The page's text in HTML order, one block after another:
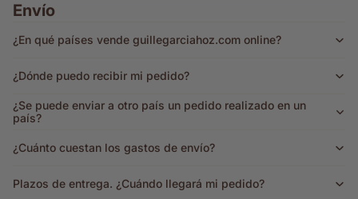
Envío
¿En qué países vende guillegarciahoz.com online?
¿Dónde puedo recibir mi pedido?
¿Se puede enviar a otro país un pedido realizado en un
país?
¿Cuánto cuestan los gastos de envío?
Plazos de entrega. ¿Cuándo llegará mi pedido?